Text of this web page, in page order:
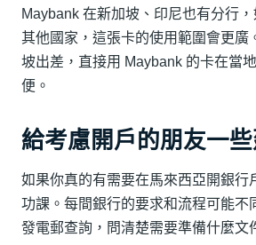
Maybank 在新加坡、印尼也有分行
其他國家，這張卡的使用範圍會更廣
坡出差，直接用 Maybank 的卡在當
便。
給考慮開戶的朋友一
如果你真的有需要在馬來西亞開銀行
功課。每間銀行的要求和流程可能不
發電郵查詢，問清楚需要準備什麼文